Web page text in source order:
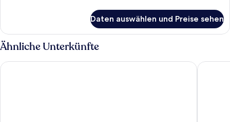
Daten auswählen und Preise sehen
Ähnliche Unterkünfte
Alpha Hotel Hermann von Salza Dorint